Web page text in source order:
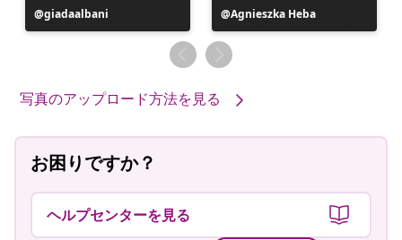
投
稿
giadaalbani
投
稿
者
Agnieszka Heba
写真のアップロード方法を見る
お困りですか？
ヘルプセンターを見る